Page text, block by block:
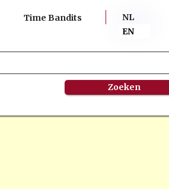
Time Bandits
NL
EN